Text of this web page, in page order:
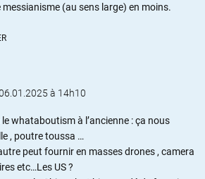
(au sens large) en moins.
à 14h10
whataboutism à l’ancienne : ça nous
, poutre toussa …
peut fournir en masses drones , camera
etc…Les US ?